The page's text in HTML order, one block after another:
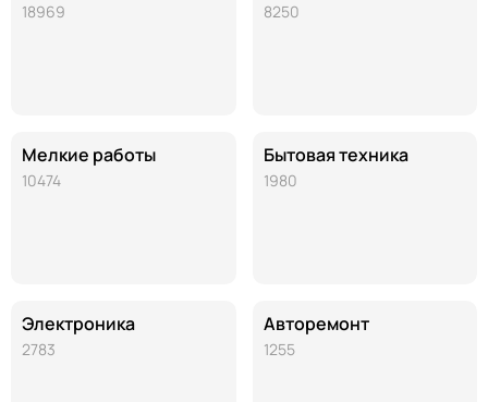
18969
Мелкие работы
10474
Электроника
2783
8250
Бытовая техника
1980
Авторемонт
1255